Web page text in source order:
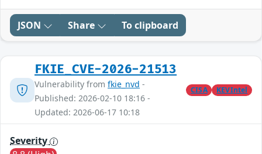
JSON Share To clipboard
FKIE_CVE-2026-21513
Vulnerability from fkie_nvd -
Published: 2026-02-10 18:16 -
Updated: 2026-06-17 10:18
CISA KEVIntel
Severity